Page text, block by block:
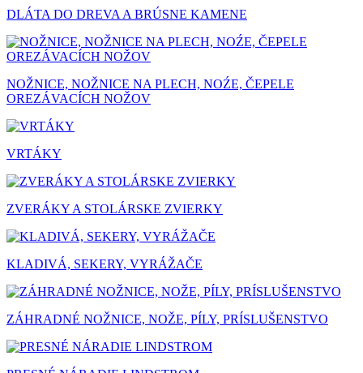
DLÁTA DO DREVA A BRÚSNE KAMENE
NOŽNICE, NOŽNICE NA PLECH, NOŹE, ČEPELE
OREZÁVACÍCH NOŽOV
VRTÁKY
ZVERÁKY A STOLÁRSKE ZVIERKY
KLADIVÁ, SEKERY, VYRÁŽAČE
ZÁHRADNÉ NOŽNICE, NOŽE, PÍLY, PRÍSLUŠENSTVO